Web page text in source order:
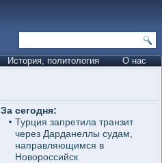
История, политология О нас
За сегодня:
Турция запретила транзит
через Дарданеллы судам,
направляющимся в
Новороссийск